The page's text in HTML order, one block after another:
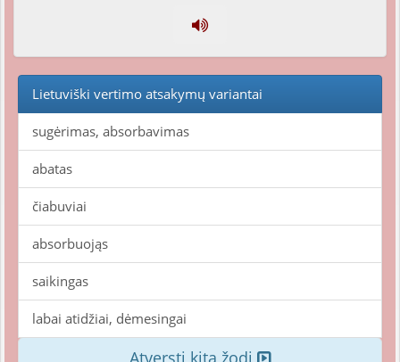
Lietuviški vertimo atsakymų variantai
sugėrimas, absorbavimas
abatas
čiabuviai
absorbuojąs
saikingas
labai atidžiai, dėmesingai
Atversti kitą žodį